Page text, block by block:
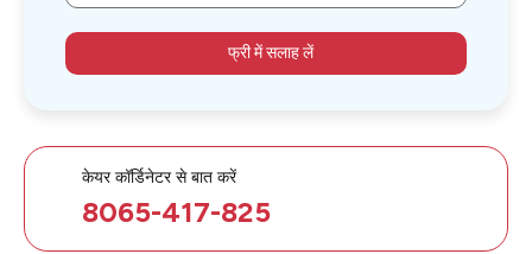
फ्री में सलाह लें
केयर कॉर्डिनेटर से बात करें
8065-417-825